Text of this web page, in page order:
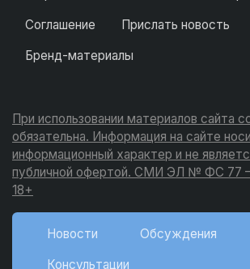
Соглашение
Прислать новость
Бренд-материалы
При использовании материалов сайта
обязательна. Информация на сайте
информационный характер и не
публичной офертой. СМИ ЭЛ № ФС 77
18+
Новости Обсуждения
Консультации